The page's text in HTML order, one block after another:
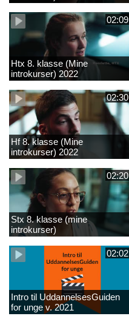
02:09
Htx 8. klasse (Mine
introkurser) 2022
02:30
Hf 8. klasse (Mine
introkurser) 2022
02:20
Stx 8. klasse (mine
introkurser)
02:02
Intro til UddannelsesGuiden
for unge v. 2021